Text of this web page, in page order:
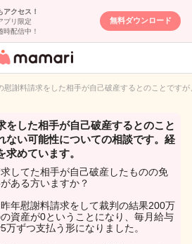
アクセス！
プリ限定
時配信中！
無料ダウンロード
性専用匿名QA
ト
慰謝料請求をした相手が自己破産するとのことです
をした相手が自己破産するとのこと
ない可能性についての相談です。経
めています。
してた相手が自己破産したものの免
ある方いますか？
年慰謝料請求をして裁判の結果200万
資産が0ということになり、毎月給与
万ずつ支払う形になりました。